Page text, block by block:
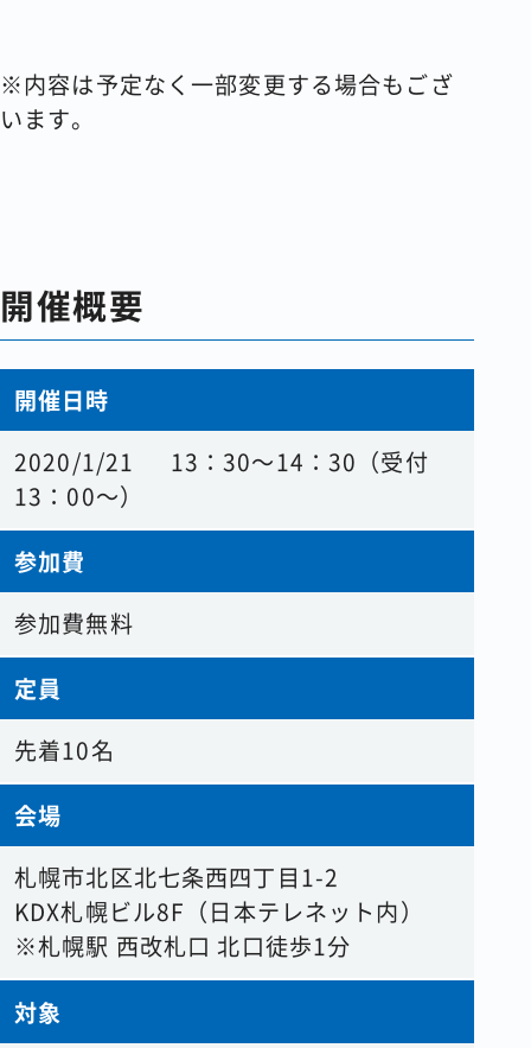
※内容は予定なく一部変更する場合もござ
います。
開催概要
開催日時
2020/1/21 13：30～14：30（受付
13：00～）
参加費
参加費無料
定員
先着10名
会場
札幌市北区北七条西四丁目1-2
KDX札幌ビル8F（日本テレネット内）
※札幌駅 西改札口 北口徒歩1分
対象